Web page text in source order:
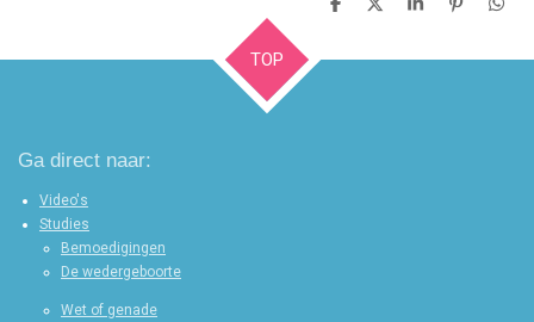
D
e
D
l
S
r
P
n
D
e
TOP
Ga direct naar:
Video's
Studies
Bemoedigingen
De wedergeboorte
Wet of genade